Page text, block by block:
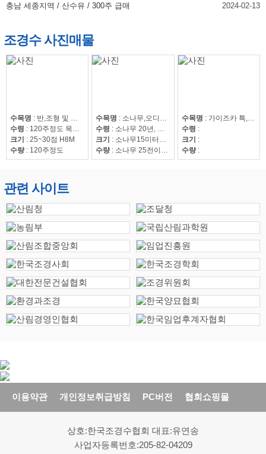
충남 세종지역 / 산수유 / 300주 급매
2024-02-13
조경수 사진매물
수목명 : 반,조형 및 자연송
수령 : 120주정도 목대 50만
크기
: 25~30점 H8M
수량 : 120주정도
수목명 : 소나무,오디뽕나무
수령 : 소나무 20년, 오디뽕나무7년
크기
: 소나무15미터이상
수량 : 소나무 25전이상85수, 25전이하220수, 뽕나무 42수
수목명 : 가이즈카 특,회화15~30,조형해송,중국단풍 특 20점,해송8~20,느티나무20~50,회화15~30
수령 :
크기
:
수량 :
관련 사이트
이용약관 개인정보취급방침 PC버전 협회쇼핑몰
상호:한국조경수협회 대표:유연송
사업자등록번호:205-82-04209